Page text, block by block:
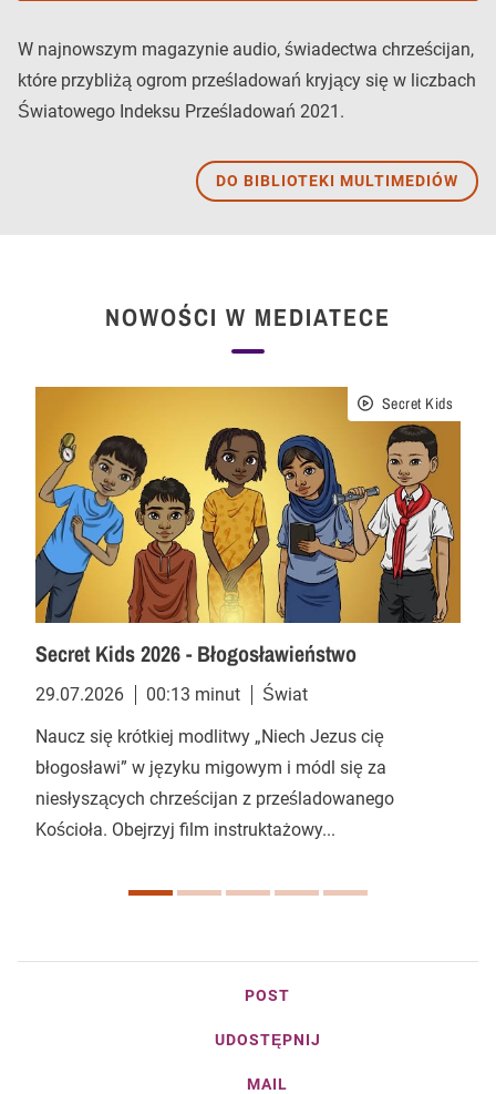
W najnowszym magazynie audio, świadectwa chrześcijan,
które przybliżą ogrom prześladowań kryjący się w liczbach
Światowego Indeksu Prześladowań 2021.
DO BIBLIOTEKI MULTIMEDIÓW
NOWOŚCI W MEDIATECE
Secret Kids
Secret Kids 2026 - Błogosławieństwo
29.07.2026 00:13 minut
Świat
Naucz się krótkiej modlitwy „Niech Jezus cię
błogosławi” w języku migowym i módl się za
niesłyszących chrześcijan z prześladowanego
Kościoła. Obejrzyj film instruktażowy...
POST
UDOSTĘPNIJ
MAIL